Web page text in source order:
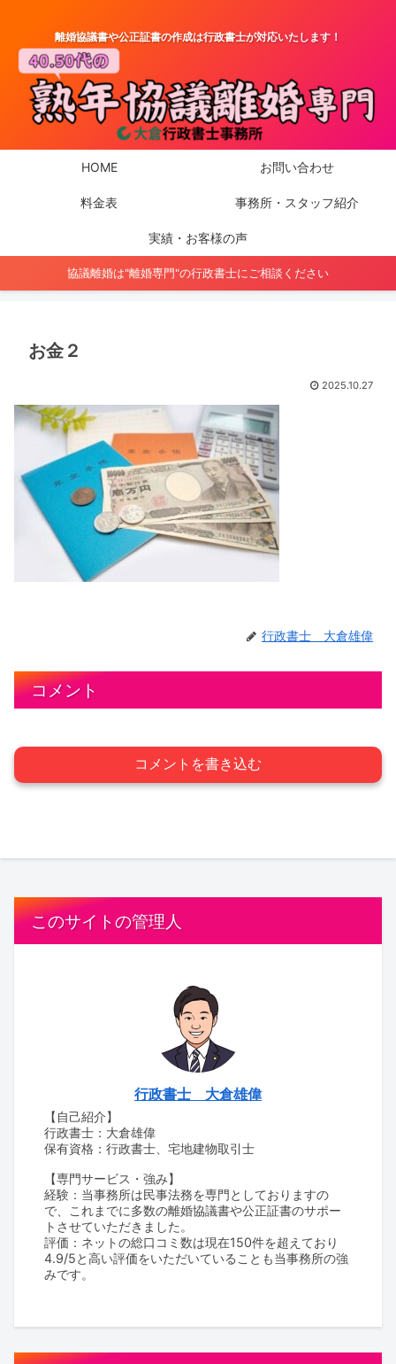
離婚協議書や公正証書の作成は行政書士が対応いたします！
HOME お問い合わせ
料金表 事務所・スタッフ紹介
実績・お客様の声
協議離婚は"離婚専門"の行政書士にご相談ください
お金２
2025.10.27
行政書士 大倉雄偉
コメント
コメントを書き込む
このサイトの管理人
行政書士 大倉雄偉
【自己紹介】
行政書士：大倉雄偉
保有資格：行政書士、宅地建物取引士
【専門サービス・強み】
経験：当事務所は民事法務を専門としておりますの
で、これまでに多数の離婚協議書や公正証書のサポー
トさせていただきました。
評価：ネットの総口コミ数は現在150件を超えており
4.9/5と高い評価をいただいていることも当事務所の強
みです。